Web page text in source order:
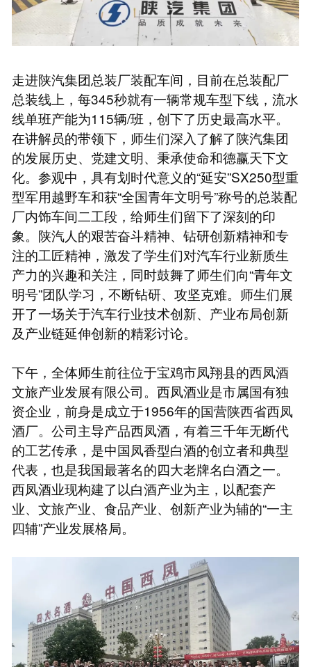
走进陕汽集团总装厂装配车间，目前在总装配厂
总装线上，每345秒就有一辆常规车型下线，流水
线单班产能为115辆/班，创下了历史最高水平。
在讲解员的带领下，师生们深入了解了陕汽集团
的发展历史、党建文明、秉承使命和德赢天下文
化。参观中，具有划时代意义的“延安”SX250型重
型军用越野车和获“全国青年文明号”称号的总装配
厂内饰车间二工段，给师生们留下了深刻的印
象。陕汽人的艰苦奋斗精神、钻研创新精神和专
注的工匠精神，激发了学生们对汽车行业新质生
产力的兴趣和关注，同时鼓舞了师生们向“青年文
明号”团队学习，不断钻研、攻坚克难。师生们展
开了一场关于汽车行业技术创新、产业布局创新
及产业链延伸创新的精彩讨论。
下午，全体师生前往位于宝鸡市凤翔县的西凤酒
文旅产业发展有限公司。西凤酒业是市属国有独
资企业，前身是成立于1956年的国营陕西省西凤
酒厂。公司主导产品西凤酒，有着三千年无断代
的工艺传承，是中国凤香型白酒的创立者和典型
代表，也是我国最著名的四大老牌名白酒之一。
西凤酒业现构建了以白酒产业为主，以配套产
业、文旅产业、食品产业、创新产业为辅的“一主
四辅”产业发展格局。